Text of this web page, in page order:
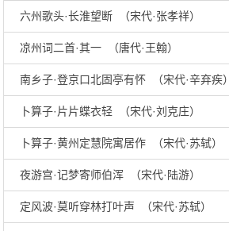
六州歌头·长淮望断 （宋代·张孝祥）
凉州词二首·其一 （唐代·王翰）
南乡子·登京口北固亭有怀 （宋代·辛弃疾）
卜算子·片片蝶衣轻 （宋代·刘克庄）
卜算子·黄州定慧院寓居作 （宋代·苏轼）
夜游宫·记梦寄师伯浑 （宋代·陆游）
定风波·莫听穿林打叶声 （宋代·苏轼）